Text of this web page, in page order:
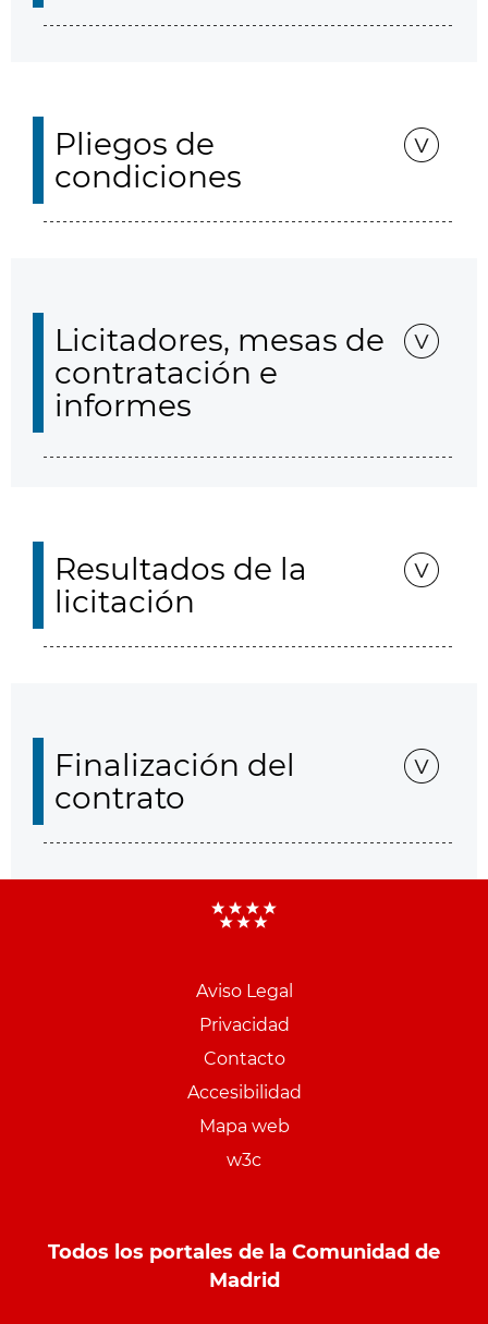
Pliegos de
condiciones
Licitadores, mesas de
contratación e
informes
Resultados de la
licitación
Finalización del
contrato
Aviso Legal
Privacidad
Contacto
Accesibilidad
Mapa web
w3c
Todos los portales de la Comunidad de
Madrid